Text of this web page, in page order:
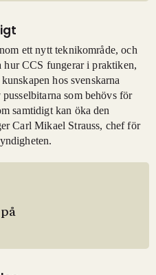
ett nytt teknikområde, och
hur CCS fungerar i praktiken,
hos svenskarna
som behövs för
samtidigt kan öka den
Carl Mikael Strauss, chef för